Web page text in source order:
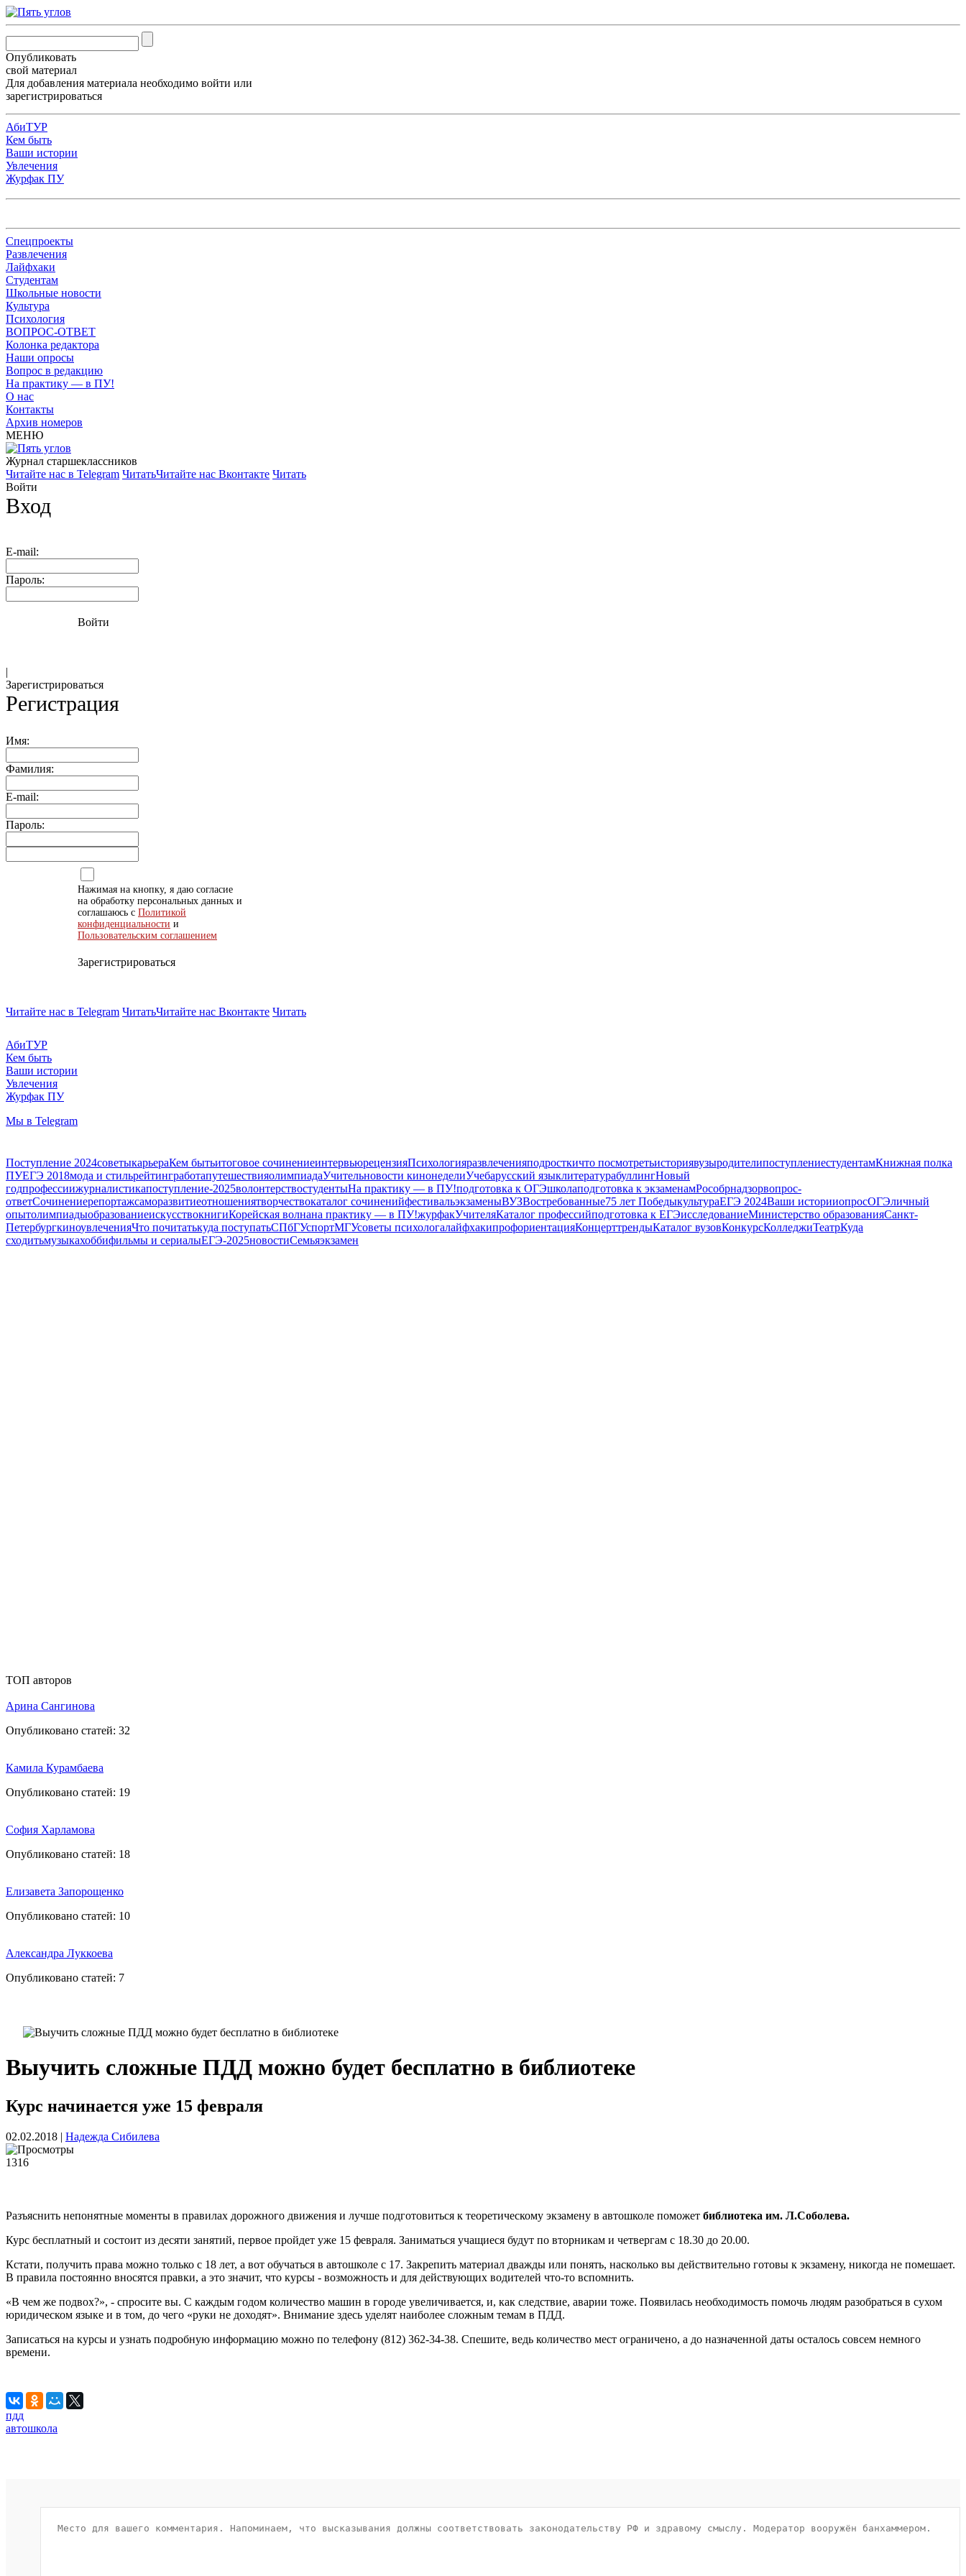
Опубликовать
свой материал
Для добавления материала необходимо войти или
зарегистрироваться
АбиТУР
Кем быть
Ваши истории
Увлечения
Журфак ПУ
Спецпроекты
Развлечения
Лайфхаки
Студентам
Школьные новости
Культура
Психология
ВОПРОС-ОТВЕТ
Колонка редактора
Наши опросы
Вопрос в редакцию
На практику — в ПУ!
О нас
Контакты
Архив номеров
МЕНЮ
Журнал старшекласcников
Читайте нас в Telegram ЧитатьЧитайте нас Вконтакте Читать
Войти
Вход
E-mail:
Пароль:
Войти
|
Зарегистрироваться
Регистрация
Имя:
Фамилия:
E-mail:
Пароль:
Нажимая на кнопку, я даю согласие
на обработку персональных данных и
соглашаюсь с Политикой
конфиденциальности и
Пользовательским соглашением
Зарегистрироваться
Читайте нас в Telegram ЧитатьЧитайте нас Вконтакте Читать
АбиТУР
Кем быть
Ваши истории
Увлечения
Журфак ПУ
Мы в Telegram
Поступление 2024советыкарьераКем бытьитоговое сочинениеинтервьюрецензияПсихологияразвлеченияподросткичто посмотретьисториявузыродителипоступлениестудентамКнижная полка
ПУЕГЭ 2018мода и стильрейтингработапутешествияолимпиадаУчительновости кинонеделиУчебарусский языклитературабуллингНовый
годпрофессиижурналистикапоступление-2025волонтерствостудентыНа практику — в ПУ!подготовка к ОГЭшколаподготовка к экзаменамРособрнадзорвопрос-
ответСочинениерепортажсаморазвитиеотношениятворчествокаталог сочиненийфестивальэкзаменыВУЗВостребованные75 лет ПобедыкультураЕГЭ 2024Ваши историиопросОГЭличный
опытолимпиадыобразованиеискусствокнигиКорейская волнана практику — в ПУ!журфакУчителяКаталог профессийподготовка к ЕГЭисследованиеМинистерство образованияСанкт-
ПетербургкиноувлеченияЧто почитатькуда поступатьСПбГУспортМГУсоветы психологалайфхакипрофориентацияКонцерттрендыКаталог вузовКонкурсКолледжиТеатрКуда
сходитьмузыкахоббифильмы и сериалыЕГЭ-2025новостиСемьяэкзамен
ТОП авторов
Арина Сангинова
Опубликовано статей: 32
Камила Курамбаева
Опубликовано статей: 19
София Харламова
Опубликовано статей: 18
Елизавета Запорощенко
Опубликовано статей: 10
Александра Луккоева
Опубликовано статей: 7
Выучить сложные ПДД можно будет бесплатно в библиотеке
Курс начинается уже 15 февраля
02.02.2018 | Надежда Сибилева
1316
Разъяснить непонятные моменты в правилах дорожного движения и лучше подготовиться к теоретическому экзамену в автошколе поможет библиотека им. Л.Соболева.
Курс бесплатный и состоит из десяти занятий, первое пройдет уже 15 февраля. Заниматься учащиеся будут по вторникам и четвергам с 18.30 до 20.00.
Кстати, получить права можно только с 18 лет, а вот обучаться в автошколе с 17. Закрепить материал дважды или понять, насколько вы действительно готовы к экзамену, никогда не помешает.
В правила постоянно вносятся правки, а это значит, что курсы - возможность и для действующих водителей что-то вспомнить.
«В чем же подвох?», - спросите вы. С каждым годом количество машин в городе увеличивается, и, как следствие, аварии тоже. Появилась необходимость помочь людям разобраться в сухом
юридическом языке и в том, до чего «руки не доходят». Внимание здесь уделят наиболее сложным темам в ПДД.
Записаться на курсы и узнать подробную информацию можно по телефону (812) 362-34-38. Спешите, ведь количество мест ограничено, а до назначенной даты осталось совсем немного
времени.
пдд
автошкола